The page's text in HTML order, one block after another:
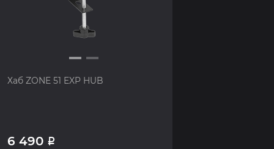
Хаб ZONE 51 EXP HUB
6 490 Р